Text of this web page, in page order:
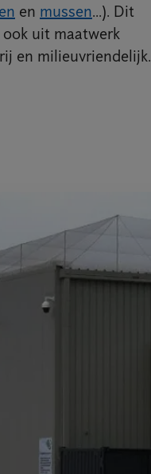
en mussen...). Dit
uit maatwerk
en milieuvriendelijk.